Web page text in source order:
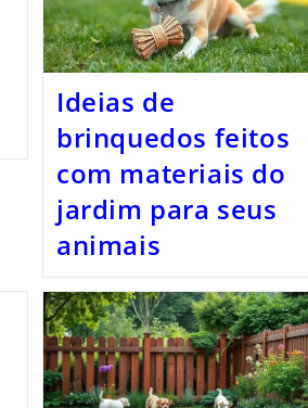
Ideias de
brinquedos feitos
com materiais do
jardim para seus
animais